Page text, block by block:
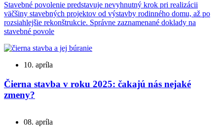
Stavebné povolenie predstavuje nevyhnutný krok pri realizácii
väčšiny stavebných projektov od výstavby rodinného domu, až po
rozsiahlejšie rekonštrukcie. Správne zaznamenané doklady na
stavebné povole
10. apríla
Čierna stavba v roku 2025: čakajú nás nejaké
zmeny?
08. apríla